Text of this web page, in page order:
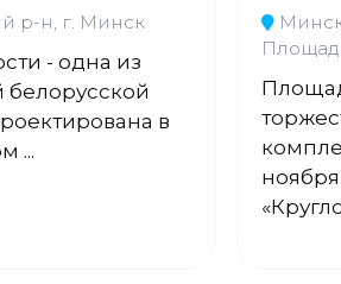
р-н, г. Минск
- одна из
в
...